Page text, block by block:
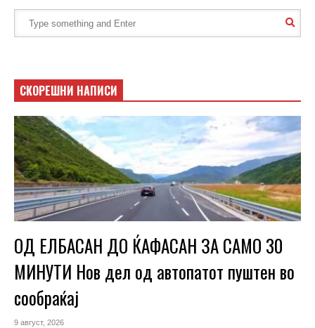
СКОРЕШНИ НАПИСИ
ОД ЕЛБАСАН ДО ЌАФАСАН ЗА САМО 30
МИНУТИ Нов дел од автопатот пуштен во
сообраќај
9 август, 2026